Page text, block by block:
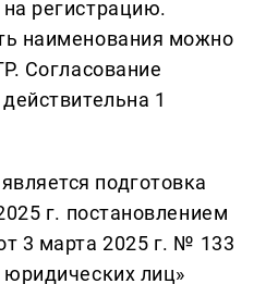
регистрацию.
наименования можно
Согласование
1
подготовка
г. постановлением
3 марта 2025 г. № 133
юридических лиц»